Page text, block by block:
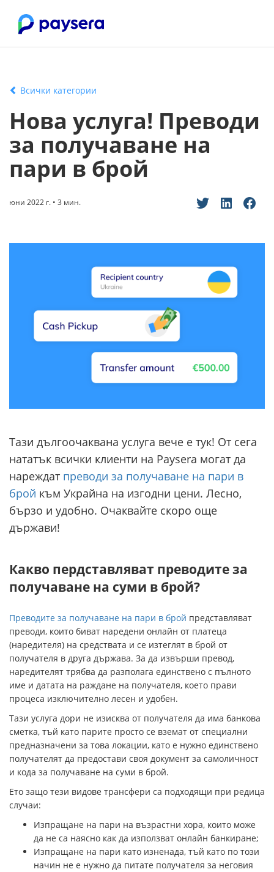
Всички категории
Нова услуга! Преводи
за получаване на
пари в брой
юни 2022 г. • 3 мин.
Тази дългоочаквана услуга вече е тук! От сега
нататък всички клиенти на Paysera могат да
нареждат преводи за получаване на пари в
брой към Украйна на изгодни цени. Лесно,
бързо и удобно. Очаквайте скоро още
държави!
Какво пердставляват преводите за
получаване на суми в брой?
Преводите за получаване на пари в брой представляват
преводи, които биват наредени онлайн от платеца
(наредителя) на средствата и се изтеглят в брой от
получателя в друга държава. За да извърши превод,
наредителят трябва да разполага единствено с пълното
име и датата на раждане на получателя, което прави
процеса изключително лесен и удобен.
Тази услуга дори не изисква от получателя да има банкова
сметка, тъй като парите просто се вземат от специални
предназначени за това локации, като е нужно единствено
получателят да предостави своя документ за самоличност
и кода за получаване на суми в брой.
Ето защо тези видове трансфери са подходящи при редица
случаи:
Изпращане на пари на възрастни хора, които може
да не са наясно как да използват онлайн банкиране;
Изпращане на пари като изненада, тъй като по този
начин не е нужно да питате получателя за неговия